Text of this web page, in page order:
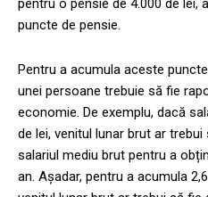
pentru o pensie de 4.000 de lei,
puncte de pensie.
Pentru a acumula aceste
unei persoane trebuie să fie
economie. De exemplu, dacă
de lei, venitul lunar brut ar
salariul mediu brut pentru a
an. Așadar, pentru a acumula